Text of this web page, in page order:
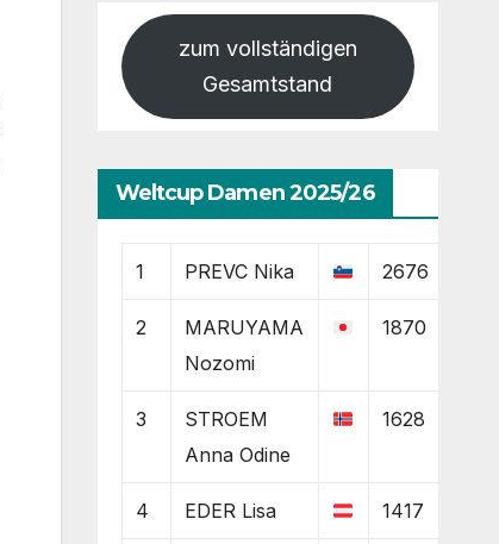
zum vollständigen
Gesamtstand
Weltcup Damen 2025/26
1 PREVC Nika 2676
2
MARUYAMA
Nozomi
1870
3
STROEM
Anna Odine
1628
4 EDER Lisa 1417